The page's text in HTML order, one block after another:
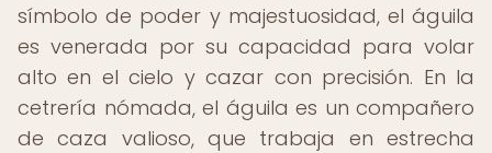
símbolo de poder y majestuosidad, el águila
es venerada por su capacidad para volar
alto en el cielo y cazar con precisión. En la
cetrería nómada, el águila es un compañero
de caza valioso, que trabaja en estrecha